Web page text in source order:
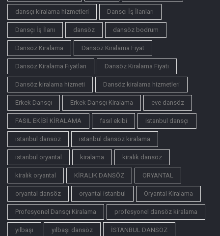
dansçı kiralama hizmetleri Dansçı İş İlanları
Dansçı İş İlanı dansöz dansöz bodrum
Dansöz Kiralama Dansöz Kiralama Fiyat
Dansöz Kiralama Fiyatları Dansöz Kiralama Fiyatı
Dansöz kiralama hizmeti Dansöz kiralama hizmetleri
Erkek Dansçı Erkek Dansçı Kiralama eve dansöz
FASIL EKİBİ KİRALAMA fasıl ekibi istanbul dansçı
istanbul dansöz istanbul dansöz kiralama
istanbul oryantal kiralama kiralık dansöz
kiralık oryantal KİRALIK DANSÖZ ORYANTAL
oryantal dansöz oryantal istanbul Oryantal Kiralama
Profesyonel Dansçı Kiralama profesyonel dansöz kiralama
yılbaşı yılbaşı dansöz İSTANBUL DANSÖZ